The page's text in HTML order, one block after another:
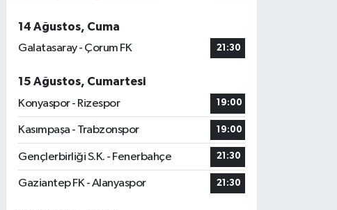
14 Ağustos, Cuma
Galatasaray - Çorum FK
21:30
15 Ağustos, Cumartesi
Konyaspor - Rizespor
19:00
Kasımpaşa - Trabzonspor 19:00
Gençlerbirliği S.K. - Fenerbahçe 21:30
Gaziantep FK - Alanyaspor 21:30